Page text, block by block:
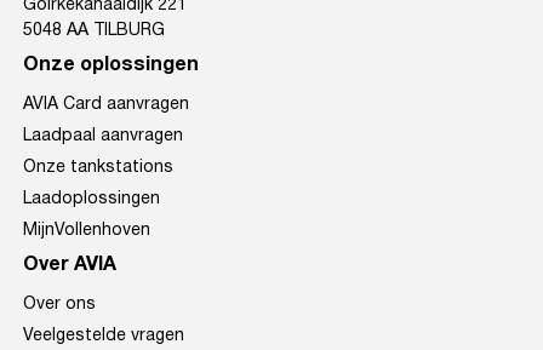
5048 AA TILBURG
Onze oplossingen
AVIA Card aanvragen
Laadpaal aanvragen
Onze tankstations
Laadoplossingen
MijnVollenhoven
Over AVIA
Over ons
Veelgestelde vragen